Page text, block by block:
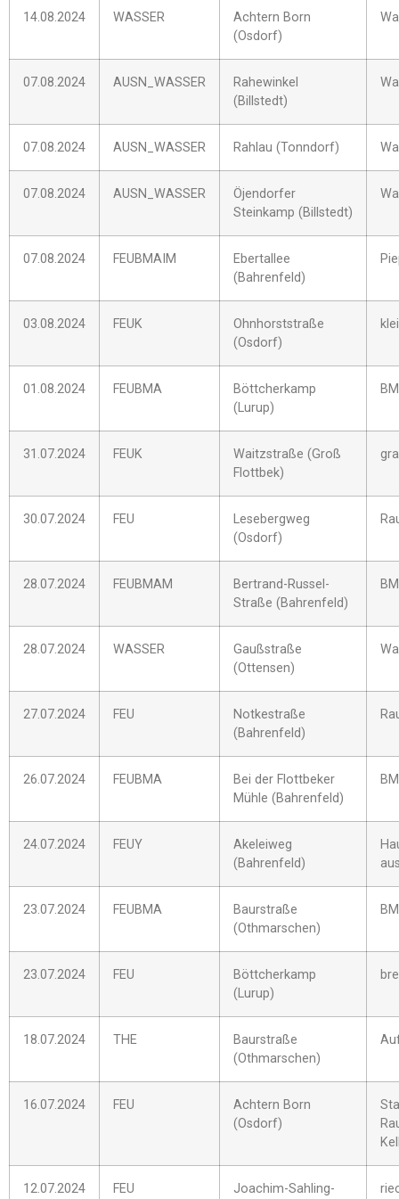
14.08.2024 WASSER
Achtern Born
(Osdorf)
07.08.2024 AUSN_WASSER
Rahewinkel
(Billstedt)
07.08.2024 AUSN_WASSER Rahlau (Tonndorf)
07.08.2024 AUSN_WASSER
Öjendorfer
Steinkamp (Billstedt)
07.08.2024 FEUBMAIM
Ebertallee
(Bahrenfeld)
03.08.2024 FEUK
Ohnhorststraße
(Osdorf)
01.08.2024 FEUBMA
Böttcherkamp
(Lurup)
31.07.2024 FEUK
Waitzstraße (Groß
Flottbek)
30.07.2024 FEU
Lesebergweg
(Osdorf)
28.07.2024 FEUBMAM
Bertrand-Russel-
Straße (Bahrenfeld)
28.07.2024 WASSER
Gaußstraße
(Ottensen)
27.07.2024 FEU
Notkestraße
(Bahrenfeld)
26.07.2024 FEUBMA
Bei der Flottbeker
Mühle (Bahrenfeld)
24.07.2024 FEUY
Akeleiweg
(Bahrenfeld)
23.07.2024 FEUBMA
Baurstraße
(Othmarschen)
23.07.2024 FEU
Böttcherkamp
(Lurup)
18.07.2024 THE
Baurstraße
(Othmarschen)
16.07.2024 FEU
Achtern Born
(Osdorf)
12.07.2024 FEU
Joachim-Sahling-